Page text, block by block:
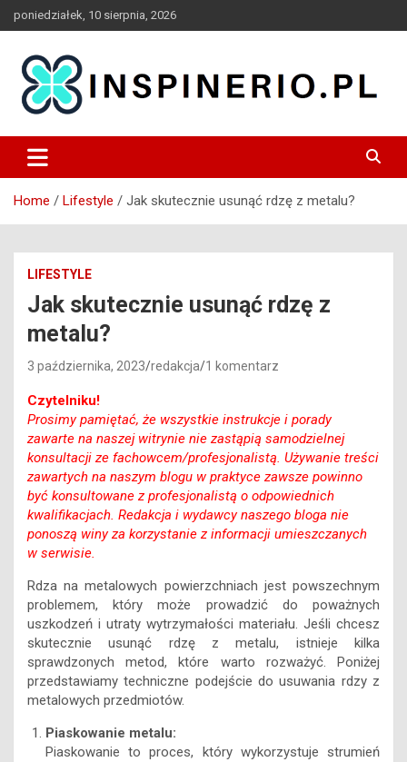
to
poniedziałek, 10 sierpnia, 2026
Inspinerio
Home Lifestyle Jak skutecznie usunąć rdzę z metalu?
LIFESTYLE
Jak skutecznie usunąć rdzę z
metalu?
3 października, 2023 redakcja 1 komentarz
Czytelniku!
Prosimy pamiętać, że wszystkie instrukcje i porady
zawarte na naszej witrynie nie zastąpią samodzielnej
konsultacji ze fachowcem/profesjonalistą. Używanie treści
zawartych na naszym blogu w praktyce zawsze powinno
być konsultowane z profesjonalistą o odpowiednich
kwalifikacjach. Redakcja i wydawcy naszego bloga nie
ponoszą winy za korzystanie z informacji umieszczanych
w serwisie.
Rdza na metalowych powierzchniach jest powszechnym
problemem, który może prowadzić do poważnych
uszkodzeń i utraty wytrzymałości materiału. Jeśli chcesz
skutecznie usunąć rdzę z metalu, istnieje kilka
sprawdzonych metod, które warto rozważyć. Poniżej
przedstawiamy techniczne podejście do usuwania rdzy z
metalowych przedmiotów.
Piaskowanie metalu:
Piaskowanie to proces, który wykorzystuje strumień